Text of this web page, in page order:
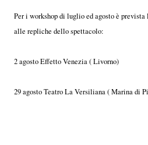
Per i workshop di luglio ed agosto è
alle repliche dello spettacolo:
2 agosto Effetto Venezia ( Livorno)
29 agosto Teatro La Versiliana ( Marina di